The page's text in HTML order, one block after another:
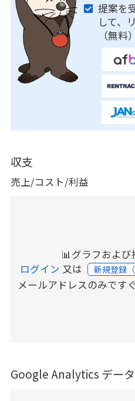
提案を
して、
（無料）
収支
売上/コスト/利益
📊グラフおよ
ログイン 又は 新規登録
メールアドレスのみです
Google Analytics データ